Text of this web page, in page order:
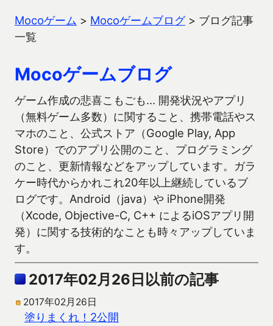
Mocoゲーム > Mocoゲームブログ> ブログ記事
一覧
Mocoゲームブログ
ゲーム作成の悲喜こもごも… 開発状況やアプリ
（無料ゲーム多数）に関すること、携帯電話やス
マホのこと、公式ストア（Google Play, App
Store）でのアプリ公開のこと、プログラミング
のこと、更新情報などをアップしています。ガラ
ケー時代からかれこれ20年以上継続しているブ
ログです。Android（java）や iPhone開発
（Xcode, Objective-C, C++ によるiOSアプリ開
発）に関する技術的なことも時々アップしていま
す。
2017年02月26日以前の記事
2017年02月26日
塗りまくれ！2公開